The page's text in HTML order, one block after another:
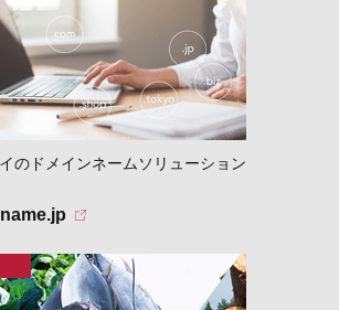
のドメインネームソリューション